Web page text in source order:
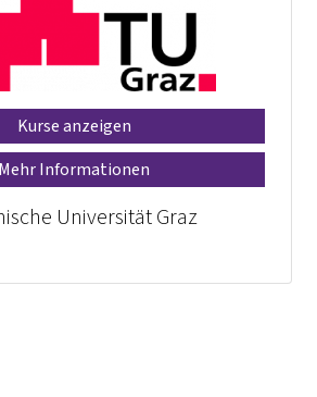
Kurse anzeigen
Mehr Informationen
Universität Graz